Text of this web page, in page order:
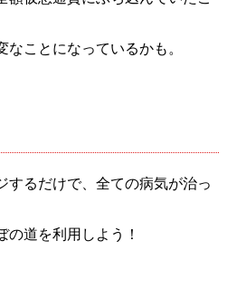
ことになっているかも。
するだけで、全ての病気が治っ
の道を利用しよう！